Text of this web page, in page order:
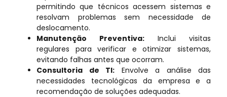
permitindo que técnicos acessem sistemas e
resolvam problemas sem necessidade de
deslocamento.
Manutenção Preventiva: Inclui visitas
regulares para verificar e otimizar sistemas,
evitando falhas antes que ocorram.
Consultoria de TI: Envolve a análise das
necessidades tecnológicas da empresa e a
recomendação de soluções adequadas.